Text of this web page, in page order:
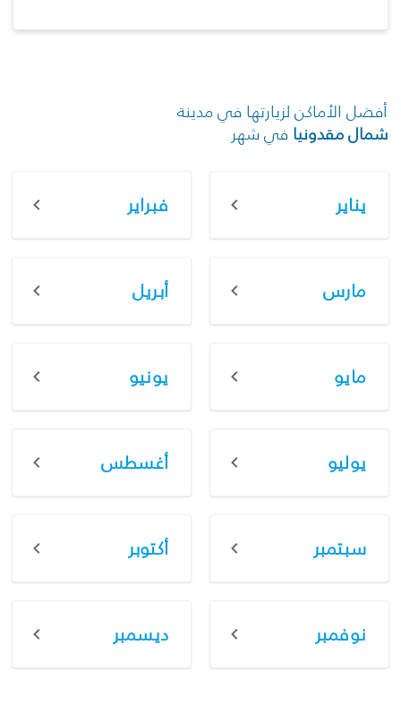
أفضل الأماكن لزيارتها في مدينة
شمال مقدونيا في شهر
يناير فبراير
مارس أبريل
مايو يونيو
يوليو أغسطس
سبتمبر أكتوبر
نوفمبر ديسمبر